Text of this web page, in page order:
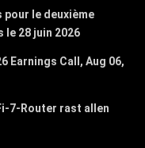
pour le deuxième
28 juin 2026
Earnings Call, Aug 06,
7-Router rast allen